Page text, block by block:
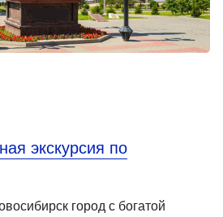
экскурсия по
город с богатой